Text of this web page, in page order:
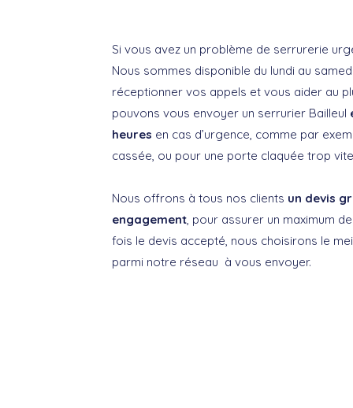
Si vous avez un problème de serrurerie
Nous sommes disponible du lundi au
réceptionner vos appels et vous aider au
pouvons vous envoyer un serrurier Bailleul
heures en cas d’urgence, comme par
cassée, ou pour une porte claquée trop
Nous offrons à tous nos clients un devis
engagement, pour assurer un maximum
fois le devis accepté, nous choisirons le
parmi notre réseau à vous envoyer.